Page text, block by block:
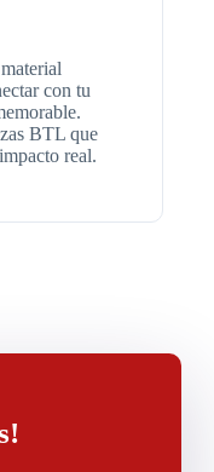
con tu
BTL que
real.